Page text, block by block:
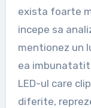
exista foarte
incepe sa
mentionez un
ea
LED-ul care
diferite,